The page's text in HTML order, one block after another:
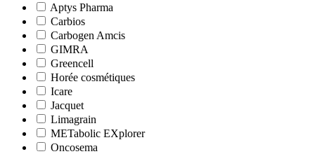
Aptys Pharma
Carbios
Carbogen Amcis
GIMRA
Greencell
Horée cosmétiques
Icare
Jacquet
Limagrain
METabolic EXplorer
Oncosema